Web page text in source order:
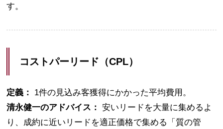
す。
コストパーリード（CPL）
定義：
1件の見込み客獲得にかかった平均費用。
清永健一のアドバイス： 安いリードを大量に集めるよ
り、成約に近いリードを適正価格で集める「質の管